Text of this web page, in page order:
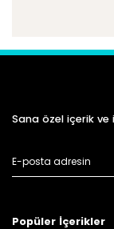
Sana özel içerik ve
Popüler İçerikler